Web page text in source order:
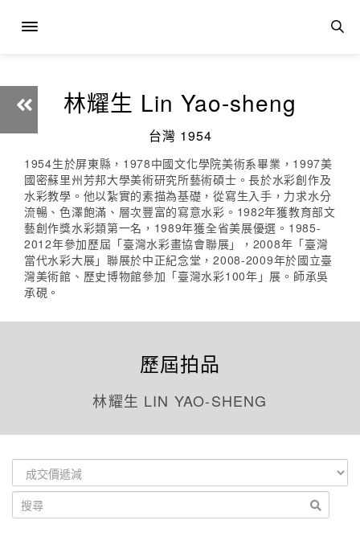
林耀生 Lin Yao-sheng
台灣 1954
1954生於屏東縣，1978中國文化學院美術系畢業，1997美
國密蘇里州芳邦大學美術研究所藝術碩士。長於水彩創作及
水彩教學。他以紮實的素描為基礎，從寫生入手，力求水分
流暢、色澤飽滿、層次豐富的寫意水彩。1982年獲教育部文
藝創作獎水彩類第一名，1989年獲全省美展優選。1985-
2012年參加歷屆「臺灣水彩畫協會聯展」，2008年「臺灣
當代水彩大展」聯展於中正紀念堂，2008-2009年於國立臺
灣美術館、歷史博物館參加「臺灣水彩100年」展。師承吳
承硯。
歷屆拍品
林耀生 LIN YAO-SHENG